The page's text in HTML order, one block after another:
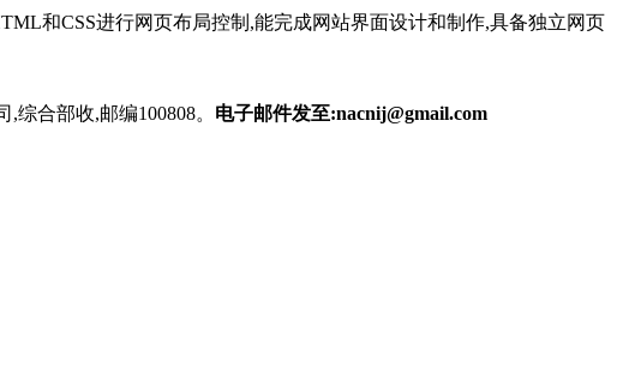
和CSS进行网页布局控制,能完成网站界面设计和制作,具备独立网页
合部收,邮编100808。 电子邮件发至:nacnij@gmail.com